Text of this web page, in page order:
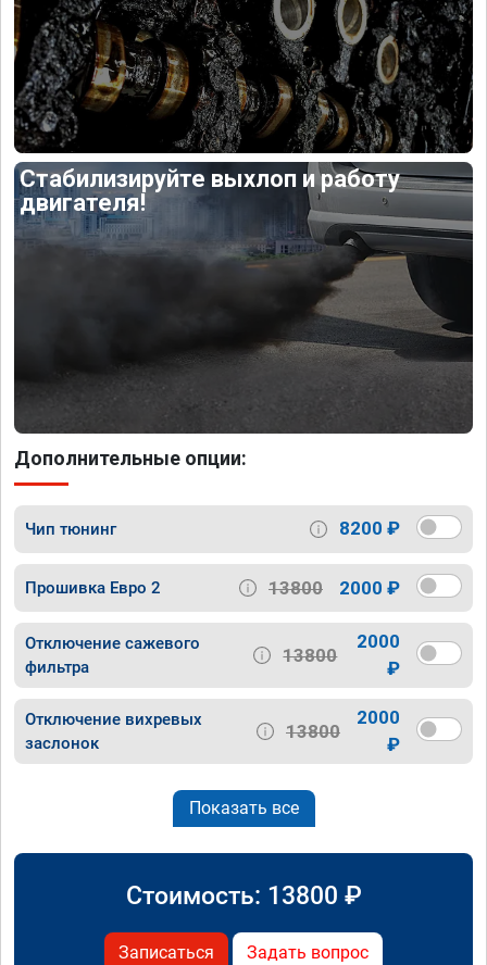
Стабилизируйте выхлоп и работу
двигателя!
Дополнительные опции:
Чип тюнинг 8200 ₽
Прошивка Евро 2 13800 2000 ₽
Отключение сажевого
фильтра
13800
2000
₽
Отключение вихревых
заслонок
13800
2000
₽
Показать все
Стоимость: 13800 ₽
Записаться Задать вопрос